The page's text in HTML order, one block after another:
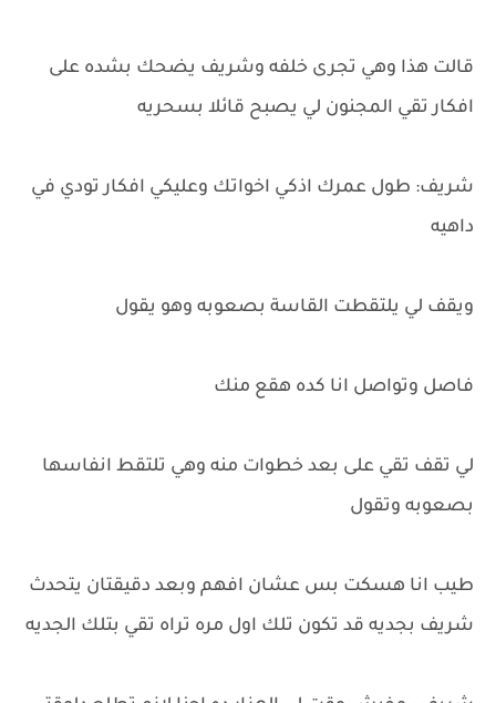
قالت هذا وهي تجرى خلفه وشريف يضحك بشده على
افكار تقي المجنون لي يصبح قائلا بسحريه
شريف: طول عمرك اذكي اخواتك وعليكي افكار تودي في
داهيه
ويقف لي يلتقطت القاسة بصعوبه وهو يقول
فاصل وتواصل انا كده هقع منك
لي تقف تقي على بعد خطوات منه وهي تلتقط انفاسها
بصعوبه وتقول
طيب انا هسكت بس عشان افهم وبعد دقيقتان يتحدث
شريف بجديه قد تكون تلك اول مره تراه تقي بتلك الجديه